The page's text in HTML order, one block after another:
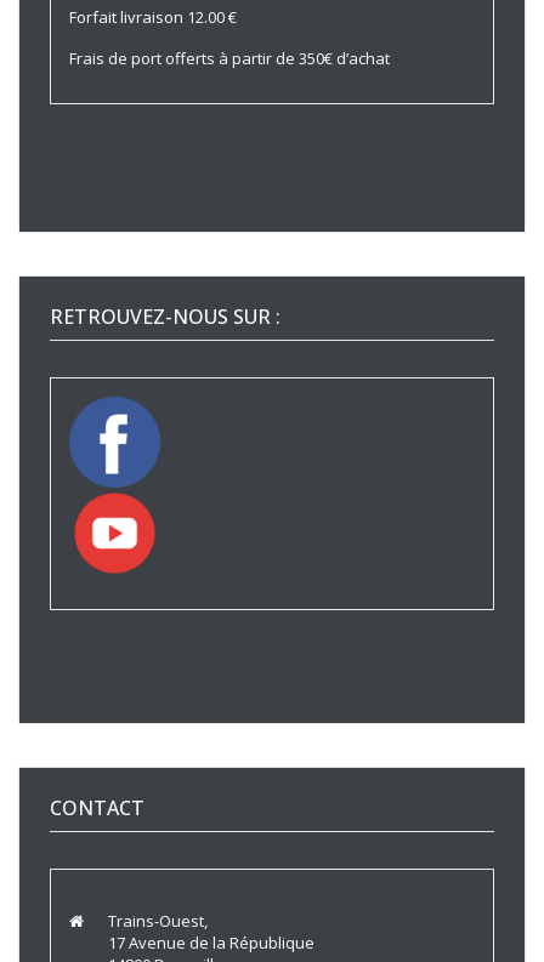
Forfait livraison 12.00 €
Frais de port offerts à partir de 350€ d’achat
RETROUVEZ-NOUS SUR :
CONTACT
Trains-Ouest,
17 Avenue de la République